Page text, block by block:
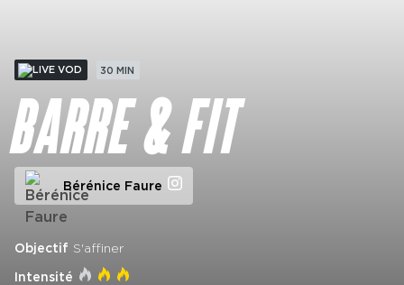
VOD 30 MIN
BARRE & FIT
Bérénice Faure
Objectif S'affiner
Intensité